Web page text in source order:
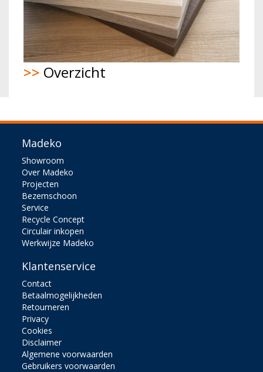
>> Overzicht
Madeko
Showroom
Over Madeko
Projecten
Bezemschoon
Service
Recycle Concept
Circulair inkopen
Werkwijze Madeko
Klantenservice
Contact
Betaalmogelijkheden
Retourneren
Privacy
Cookies
Disclaimer
Algemene voorwaarden
Gebruikers voorwaarden